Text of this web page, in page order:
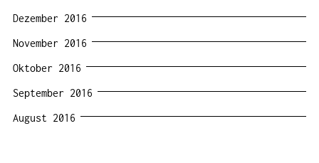
Dezember 2016
November 2016
Oktober 2016
September 2016
August 2016